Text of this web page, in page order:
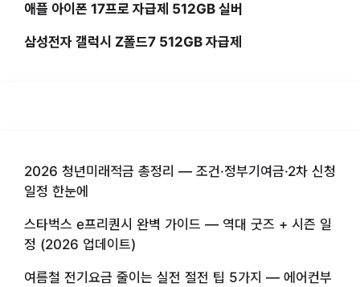
애플 아이폰 17프로 자급제 512GB 실버
삼성전자 갤럭시 Z폴드7 512GB 자급제
2026 청년미래적금 총정리 — 조건·정부기여금·2차 신청
일정 한눈에
스타벅스 e프리퀀시 완벽 가이드 — 역대 굿즈 + 시즌 일
정 (2026 업데이트)
여름철 전기요금 줄이는 실전 절전 팁 5가지 — 에어컨부